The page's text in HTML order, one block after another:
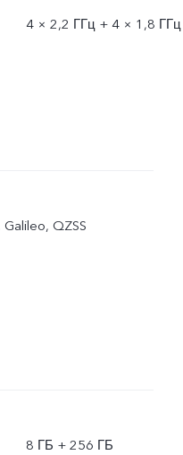
4 × 2,2 ГГц + 4 × 1,8 ГГц
QZSS
8 ГБ + 256 ГБ